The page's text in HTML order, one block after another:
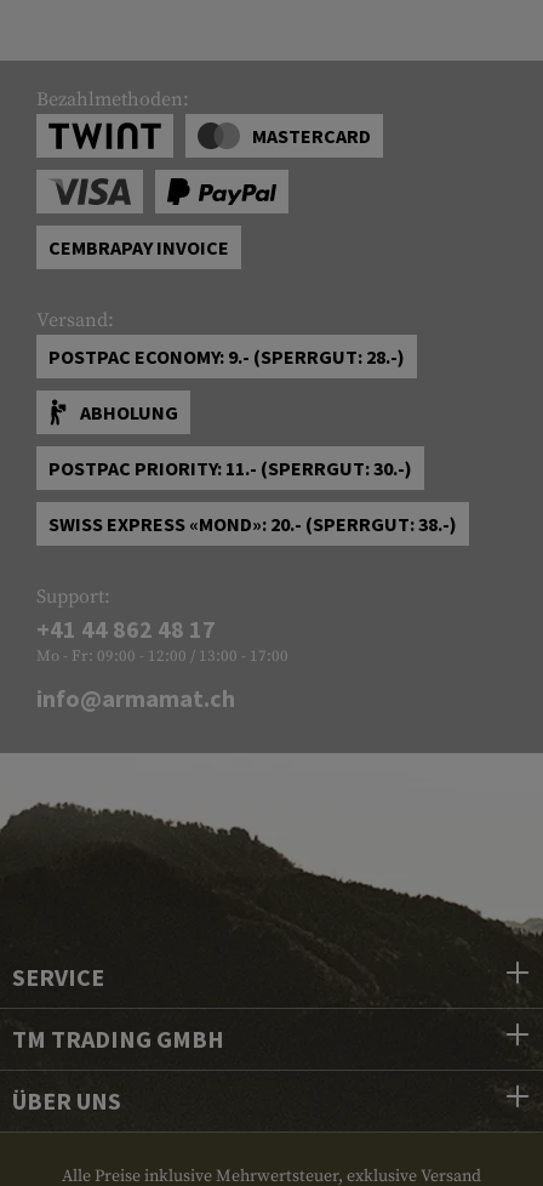
Bezahlmethoden:
MASTERCARD
CEMBRAPAY INVOICE
Versand:
POSTPAC ECONOMY: 9.- (SPERRGUT: 28.-)
ABHOLUNG
POSTPAC PRIORITY: 11.- (SPERRGUT: 30.-)
SWISS EXPRESS «MOND»: 20.- (SPERRGUT: 38.-)
Support:
+41 44 862 48 17
Mo - Fr: 09:00 - 12:00 / 13:00 - 17:00
info@armamat.ch
SERVICE
TM TRADING GMBH
ÜBER UNS
Alle Preise inklusive Mehrwertsteuer, exklusive Versand